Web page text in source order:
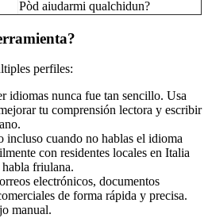
Pòd aiudarmi qualchidun?
perfiles:
idiomas nunca fue tan sencillo. Usa
tu comprensión lectora y escribir
incluso cuando no hablas el idioma
con residentes locales en Italia
friulana.
electrónicos, documentos
de forma rápida y precisa.
manual.